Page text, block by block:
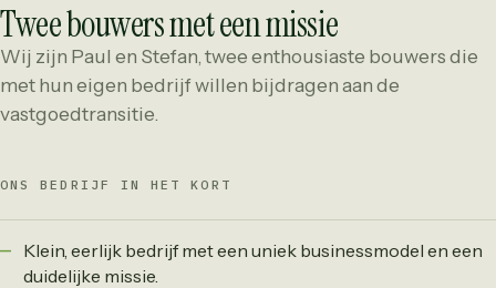
Twee bouwers met een missie
Wij zijn Paul en Stefan, twee enthousiaste bouwers die
met hun eigen bedrijf willen bijdragen aan de
vastgoedtransitie.
ONS BEDRIJF IN HET KORT
Klein, eerlijk bedrijf met een uniek businessmodel en een
duidelijke missie.